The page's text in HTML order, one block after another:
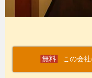
この会